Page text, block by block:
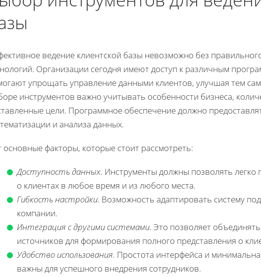
ведение клиентской базы невозможно без
Организации сегодня имеют доступ к различным
упрощать управление данными клиентов, улучшая тем
инструментов важно учитывать особенности бизнеса,
цели. Программное обеспечение должно
и анализа данных.
основные факторы, которые стоит рассмотреть:
Доступность данных. Инструменты должны позволять легко
о клиентах в любое время и из любого места.
Гибкость настройки. Возможность адаптировать систему
компании.
Интеграция с другими системами. Это позволяет
источников для формирования полного представления о
Удобство использования. Простота интерфейса и
важны для успешного внедрения сотрудников.